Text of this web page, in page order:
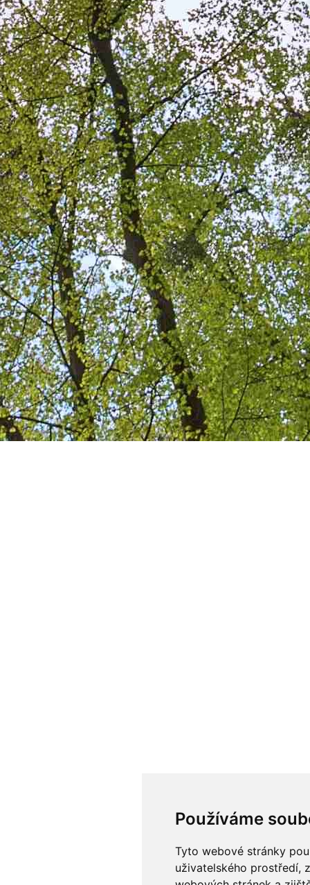
Používáme
Tyto webové stránky
uživatelského prostředí,